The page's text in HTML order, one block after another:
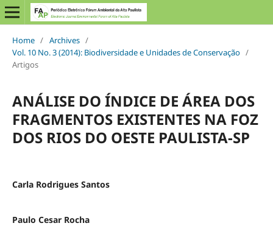
Home / Archives /
Vol. 10 No. 3 (2014): Biodiversidade e Unidades de Conservação /
Artigos
ANÁLISE DO ÍNDICE DE ÁREA DOS
FRAGMENTOS EXISTENTES NA FOZ
DOS RIOS DO OESTE PAULISTA-SP
Carla Rodrigues Santos
Paulo Cesar Rocha